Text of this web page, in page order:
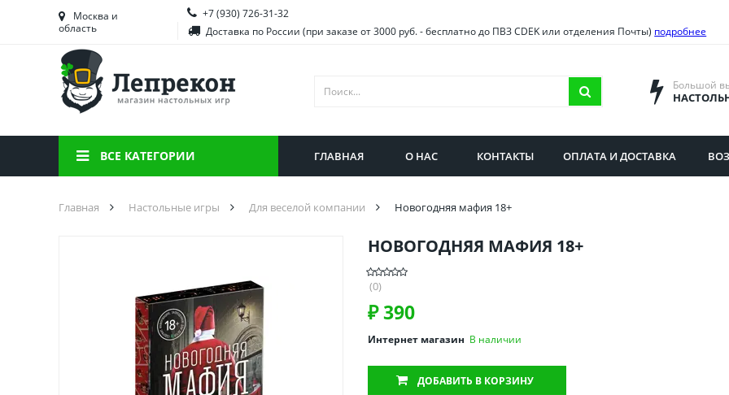
Башкортостан
Брянская область
Вологодская область
Воронежская область
Иркутская область
Саратовская область
Москва и
область
+7 (930) 726-31-32
Доставка по России (при заказе от 3000 руб. - бесплатно до ПВЗ CDEK или отделения Почты) подробнее
Большой
ВСЕ КАТЕГОРИИ ГЛАВНАЯ О НАС КОНТАКТЫ ОПЛАТА И ДОСТАВКА
Главная Настольные игры Для веселой компании Новогодняя мафия 18+
НОВОГОДНЯЯ МАФИЯ 18+
(0)
₽390
Интернет магазин В наличии
ДОБАВИТЬ В КОРЗИНУ